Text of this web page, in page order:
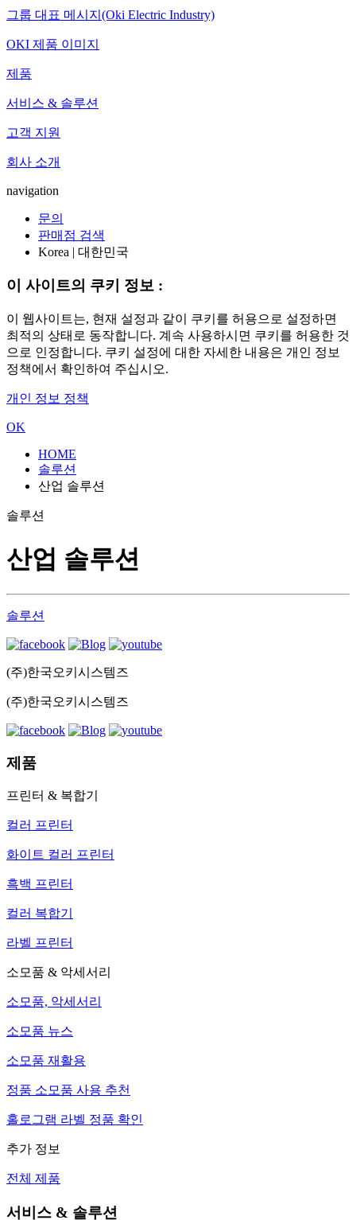
그룹 대표 메시지(Oki Electric Industry)
OKI 제품 이미지
제품
서비스 & 솔루션
고객 지원
회사 소개
navigation
문의
판매점 검색
Korea | 대한민국
이 사이트의 쿠키 정보 :
이 웹사이트는, 현재 설정과 같이 쿠키를 허용으로 설정하면
최적의 상태로 동작합니다. 계속 사용하시면 쿠키를 허용한 것
으로 인정합니다. 쿠키 설정에 대한 자세한 내용은 개인 정보
정책에서 확인하여 주십시오.
개인 정보 정책
OK
HOME
솔루션
산업 솔루션
솔루션
산업 솔루션
솔루션
(주)한국오키시스템즈
(주)한국오키시스템즈
제품
프린터 & 복합기
컬러 프린터
화이트 컬러 프린터
흑백 프린터
컬러 복합기
라벨 프린터
소모품 & 악세서리
소모품, 악세서리
소모품 뉴스
소모품 재활용
정품 소모품 사용 추천
홀로그램 라벨 정품 확인
추가 정보
전체 제품
서비스 & 솔루션